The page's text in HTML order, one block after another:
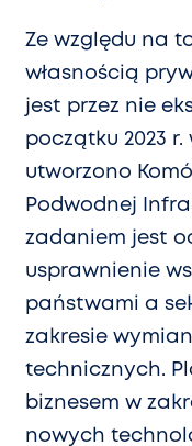
Ze względu na
własnością
jest przez nie
początku 2023 r.
utworzono
Podwodnej
zadaniem jest
usprawnienie
państwami a
zakresie
technicznych.
biznesem w
nowych